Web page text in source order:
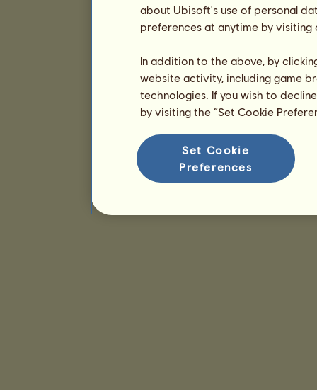
about Ubisoft's use of personal
preferences at anytime by
In addition to the above, by
website activity, including game
technologies. If you wish to
by visiting the “Set Cookie
Set Cookie
Preferences